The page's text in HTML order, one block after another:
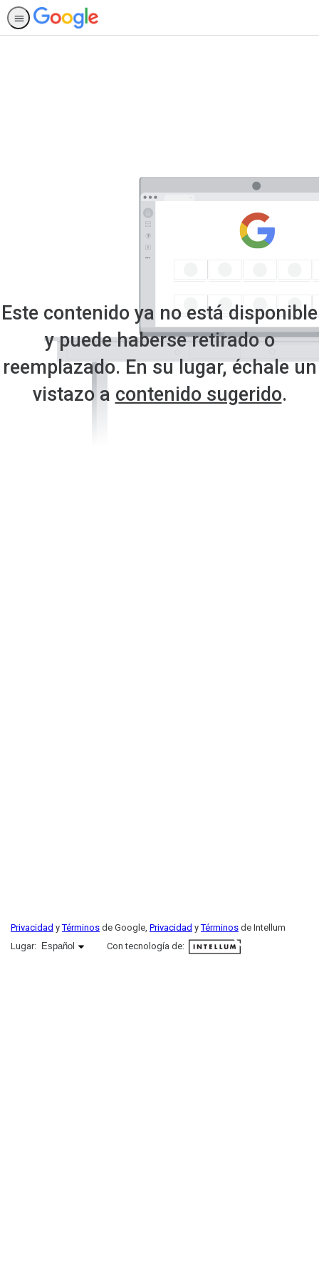
Este contenido ya no está disponible
y puede haberse retirado o
reemplazado. En su lugar, échale un
vistazo a contenido sugerido.
Privacidad yTérminos de Google, Privacidad yTérminos de Intellum
Lugar:
Español seleccionado
Español Con tecnología de: